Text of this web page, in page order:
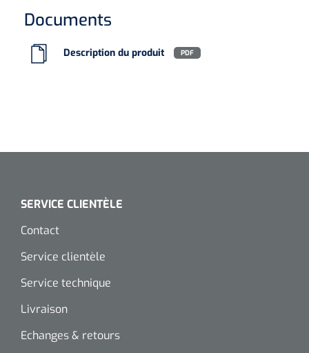
Documents
Description du produit PDF
SERVICE CLIENTÈLE
Contact
Service clientèle
Service technique
Livraison
Echanges & retours